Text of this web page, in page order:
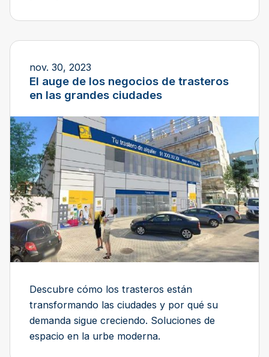
nov. 30, 2023
El auge de los negocios de trasteros
en las grandes ciudades
Descubre cómo los trasteros están
transformando las ciudades y por qué su
demanda sigue creciendo. Soluciones de
espacio en la urbe moderna.